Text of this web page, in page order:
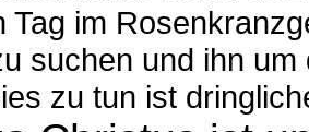
Tag im
suchen und ihn
zu tun ist